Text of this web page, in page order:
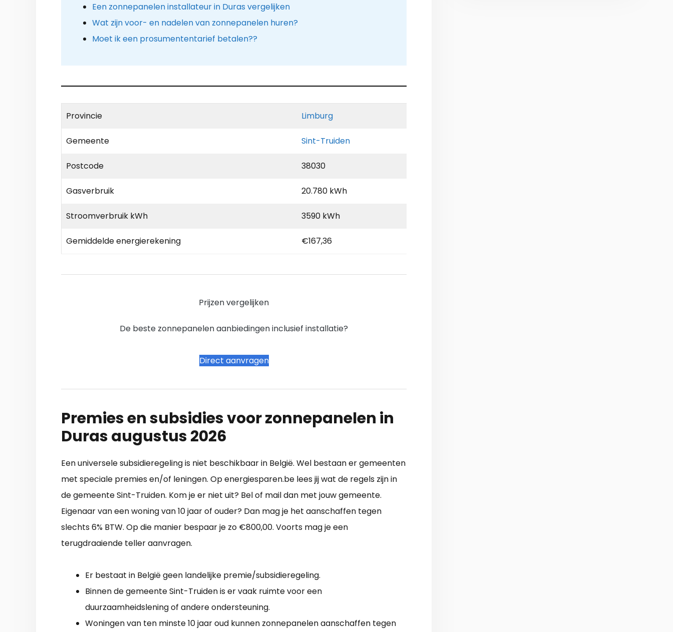
Een zonnepanelen installateur in Duras vergelijken
Wat zijn voor- en nadelen van zonnepanelen huren?
Moet ik een prosumententarief betalen??
Provincie Limburg
Gemeente Sint-Truiden
Postcode 38030
Gasverbruik 20.780 kWh
Stroomverbruik kWh 3590 kWh
Gemiddelde energierekening €167,36
Prijzen vergelijken
De beste zonnepanelen aanbiedingen inclusief installatie?
Direct aanvragen
Premies en subsidies voor zonnepanelen in
Duras augustus 2026
Een universele subsidieregeling is niet beschikbaar in België. Wel bestaan er gemeenten
met speciale premies en/of leningen. Op energiesparen.be lees jij wat de regels zijn in
de gemeente Sint-Truiden. Kom je er niet uit? Bel of mail dan met jouw gemeente.
Eigenaar van een woning van 10 jaar of ouder? Dan mag je het aanschaffen tegen
slechts 6% BTW. Op die manier bespaar je zo €800,00. Voorts mag je een
terugdraaiende teller aanvragen.
Er bestaat in België geen landelijke premie/subsidieregeling.
Binnen de gemeente Sint-Truiden is er vaak ruimte voor een
duurzaamheidslening of andere ondersteuning.
Woningen van ten minste 10 jaar oud kunnen zonnepanelen aanschaffen tegen